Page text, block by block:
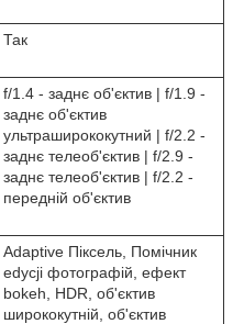
Так
f/1.4 - заднє об'єктив | f/1.9 -
заднє об'єктив
ультраширококутний | f/2.2 -
заднє телеоб'єктив | f/2.9 -
заднє телеоб'єктив | f/2.2 -
передній об'єктив
Adaptive Піксель, Помічник
edycji фотографій, ефект
bokeh, HDR, об'єктив
ширококутній, об'єктив